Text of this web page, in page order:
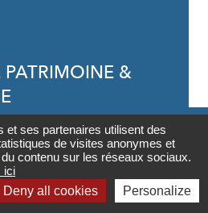
Contact

Newsletter
PATRIMOINE &
et ses partenaires utilisent des
de visites anonymes et
contenu sur les réseaux sociaux.
ici
Deny all cookies Personalize